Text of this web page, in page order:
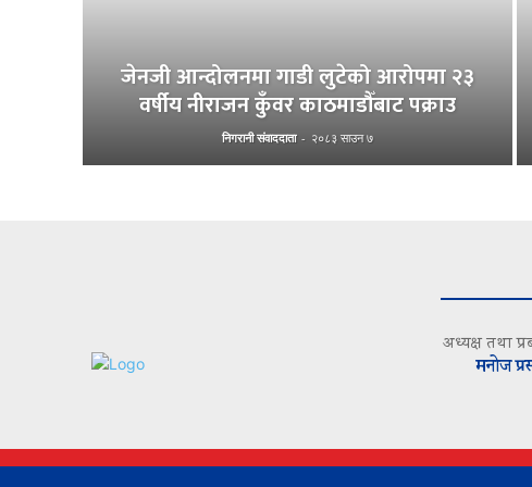
जेनजी आन्दोलनमा गाडी लुटेको आरोपमा २३
वर्षीय नीराजन कुँवर काठमाडौँबाट पक्राउ
निगरानी संवाददाता - २०८३ साउन ७
अध्यक्ष तथा
मनोज